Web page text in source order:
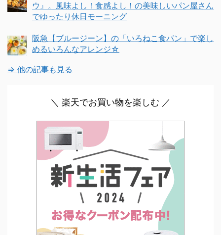
ウ』。風味よし！食感よし！の美味しいパン屋さん
でゆったり休日モーニング
阪急【ブルージーン】の「いろねこ食パン」で楽し
めるいろんなアレンジ☆
⇒ 他の記事も見る
＼ 楽天でお買い物を楽しむ ／